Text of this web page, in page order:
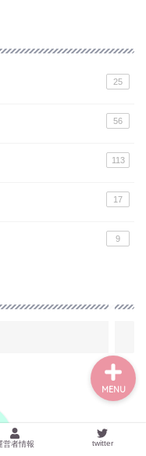
25
56
113
17
9
営者情報 twitter
MENU